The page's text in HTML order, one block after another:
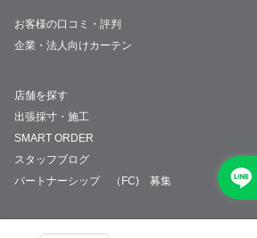
お客様の口コミ・評判
企業・法人向けカーテン
店舗を探す
出張採寸・施工
SMART ORDER
スタッフブログ
パートナーシップ （FC) 募集